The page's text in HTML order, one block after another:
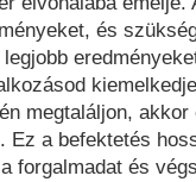
és
megtaláljon,
Ez a befektetés
forgalmadat és